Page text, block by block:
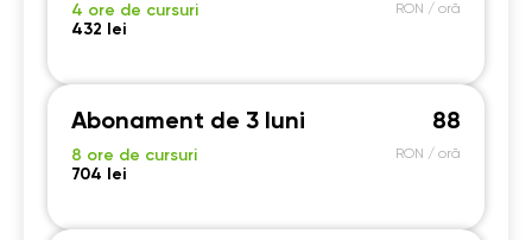
4 ore de cursuri
432 lei
RON / oră
Abonament de 3 luni
8 ore de cursuri
704 lei
88
RON / oră